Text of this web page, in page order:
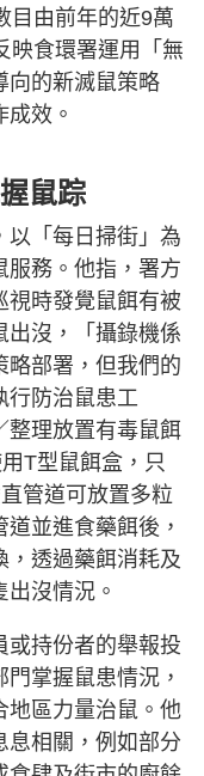
目由前年的近9萬
映食環署運用「無
向的新滅鼠策略
效。
鼠踪
以「每日掃街」為
服務。他指，署方
視時發覺鼠餌有被
出沒，「攝錄機係
略部署，但我們的
行防治鼠患工
整理放置有毒鼠餌
T型鼠餌盒，只
管道可放置多粒
並進食藥餌後，
，透過藥餌消耗及
沒情況。
或持份者的舉報投
掌握鼠患情況，
地區力量治鼠。他
息相關，例如部分